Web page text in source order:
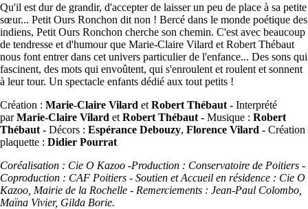
Qu'il est dur de grandir, d'accepter de laisser un peu de place à sa petite
sœur... Petit Ours Ronchon dit non ! Bercé dans le monde poétique des
indiens, Petit Ours Ronchon cherche son chemin. C'est avec beaucoup
de tendresse et d'humour que Marie-Claire Vilard et Robert Thébaut
nous font entrer dans cet univers particulier de l'enfance... Des sons qui
fascinent, des mots qui envoûtent, qui s'enroulent et roulent et sonnent
à leur tour. Un spectacle enfants dédié aux tout petits !
Création : Marie-Claire Vilard et Robert Thébaut - Interprété
parMarie-Claire Vilard et Robert Thébaut - Musique : Robert
Thébaut - Décors : Espérance Debouzy, Florence Vilard - Création
plaquette : Didier Pourrat
Coréalisation : Cie O Kazoo -Production : Conservatoire de Poitiers -
Coproduction : CAF Poitiers - Soutien et Accueil en résidence : Cie O
Kazoo, Mairie de la Rochelle - Remerciements : Jean-Paul Colombo,
Maïna Vivier, Gilda Borie.